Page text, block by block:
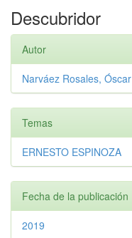
Descubridor
Autor
Narváez Rosales, Óscar
Temas
ERNESTO ESPINOZA
Fecha de la publicación
2019